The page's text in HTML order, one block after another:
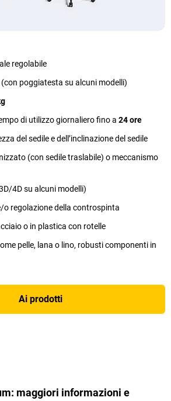
regolabile
poggiatesta su alcuni modelli)
di utilizzo giornaliero fino a 24 ore
del sedile e dell’inclinazione del sedile
(con sedile traslabile) o meccanismo
4D su alcuni modelli)
o regolazione della controspinta
o in plastica con rotelle
pelle, lana o lino, robusti componenti in
Ai prodotti
maggiori informazioni e